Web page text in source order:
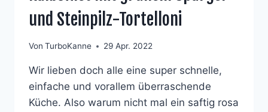
und Steinpilz-Tortelloni
Von TurboKanne 29 Apr. 2022
Wir lieben doch alle eine super schnelle,
einfache und vorallem überraschende
Küche. Also warum nicht mal ein saftig rosa